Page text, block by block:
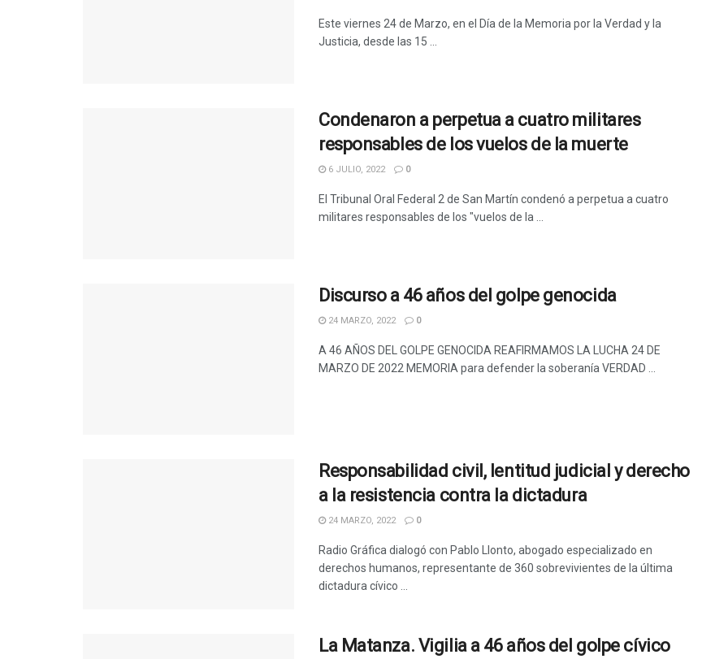
Este viernes 24 de Marzo, en el Día de la Memoria por la Verdad y la
Justicia, desde las 15 ...
Condenaron a perpetua a cuatro militares
responsables de los vuelos de la muerte
6 JULIO, 2022 0
El Tribunal Oral Federal 2 de San Martín condenó a perpetua a cuatro
militares responsables de los "vuelos de la ...
Discurso a 46 años del golpe genocida
24 MARZO, 2022 0
A 46 AÑOS DEL GOLPE GENOCIDA REAFIRMAMOS LA LUCHA 24 DE
MARZO DE 2022 MEMORIA para defender la soberanía VERDAD ...
Responsabilidad civil, lentitud judicial y derecho
a la resistencia contra la dictadura
24 MARZO, 2022 0
Radio Gráfica dialogó con Pablo Llonto, abogado especializado en
derechos humanos, representante de 360 sobrevivientes de la última
dictadura cívico ...
La Matanza. Vigilia a 46 años del golpe cívico